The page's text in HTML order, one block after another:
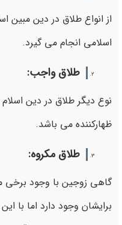
از انواع طلاق در دین مبین
اسلامی انجام می گیرد.
طلاق واجب:
نوع دیگر طلاق در دین
ظهارکننده می باشد.
طلاق مکروه:
گاهی زوجین با وجود برخی
برایشان وجود دارد اما با